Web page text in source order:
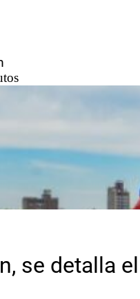
se detalla